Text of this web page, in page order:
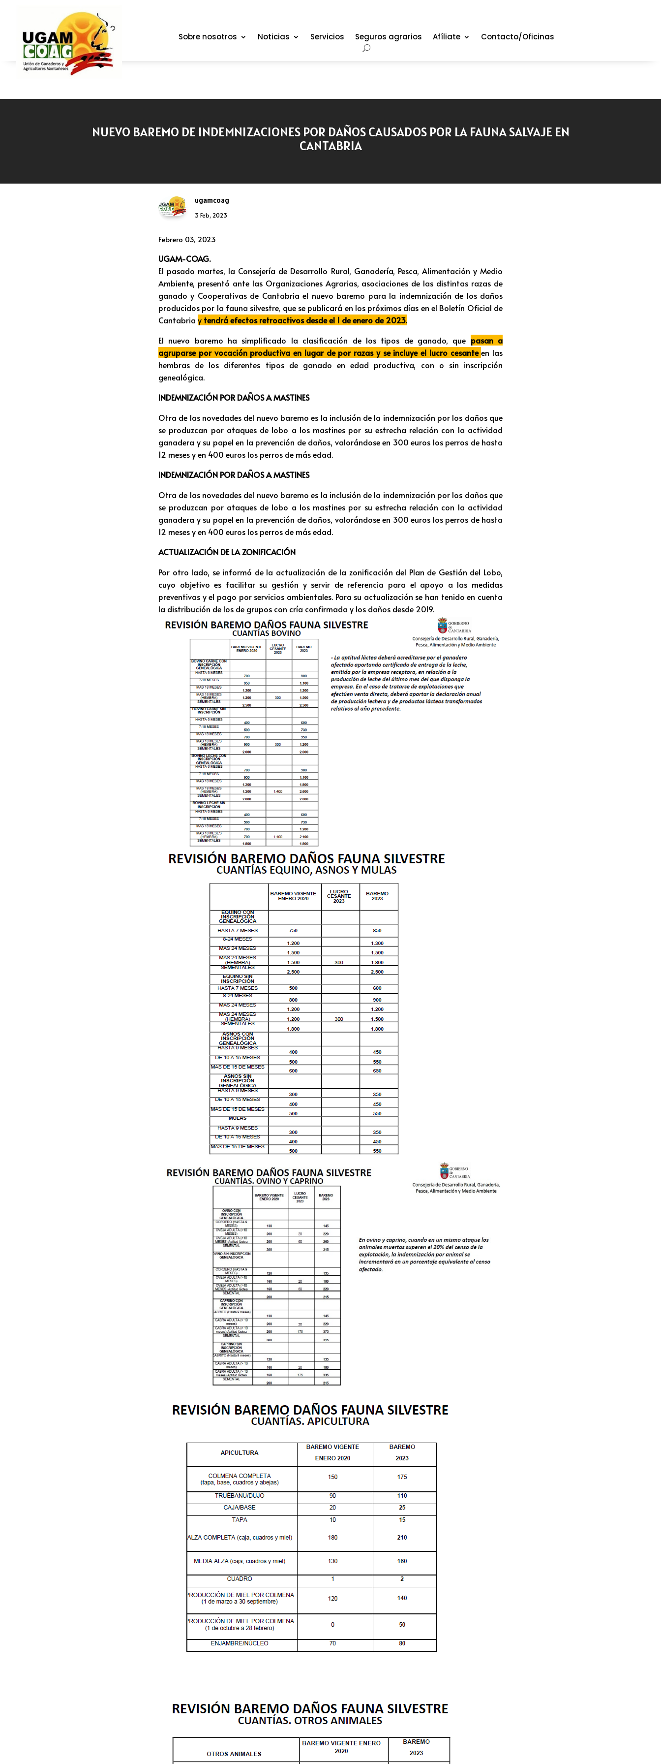
Sobre nosotros Noticias Servicios Seguros agrarios Afíliate Contacto/Oficinas
NUEVO BAREMO DE INDEMNIZACIONES POR DAÑOS CAUSADOS POR LA FAUNA SALVAJE EN
CANTABRIA
ugamcoag
3 Feb, 2023
Febrero 03, 2023
UGAM-COAG.
El pasado martes, la Consejería de Desarrollo Rural, Ganadería, Pesca, Alimentación y Medio
Ambiente, presentó ante las Organizaciones Agrarias, asociaciones de las distintas razas de
ganado y Cooperativas de Cantabria el nuevo baremo para la indemnización de los daños
producidos por la fauna silvestre, que se publicará en los próximos días en el Boletín Oficial de
Cantabria y tendrá efectos retroactivos desde el 1 de enero de 2023.
El nuevo baremo ha simplificado la clasificación de los tipos de ganado, que pasan a
agruparse por vocación productiva en lugar de por razas y se incluye el lucro cesanteen las
hembras de los diferentes tipos de ganado en edad productiva, con o sin inscripción
genealógica.
INDEMNIZACIÓN POR DAÑOS A MASTINES
Otra de las novedades del nuevo baremo es la inclusión de la indemnización por los daños que
se produzcan por ataques de lobo a los mastines por su estrecha relación con la actividad
ganadera y su papel en la prevención de daños, valorándose en 300 euros los perros de hasta
12 meses y en 400 euros los perros de más edad.
INDEMNIZACIÓN POR DAÑOS A MASTINES
Otra de las novedades del nuevo baremo es la inclusión de la indemnización por los daños que
se produzcan por ataques de lobo a los mastines por su estrecha relación con la actividad
ganadera y su papel en la prevención de daños, valorándose en 300 euros los perros de hasta
12 meses y en 400 euros los perros de más edad.
ACTUALIZACIÓN DE LA ZONIFICACIÓN
Por otro lado, se informó de la actualización de la zonificación del Plan de Gestión del Lobo,
cuyo objetivo es facilitar su gestión y servir de referencia para el apoyo a las medidas
preventivas y el pago por servicios ambientales. Para su actualización se han tenido en cuenta
la distribución de los de grupos con cría confirmada y los daños desde 2019.